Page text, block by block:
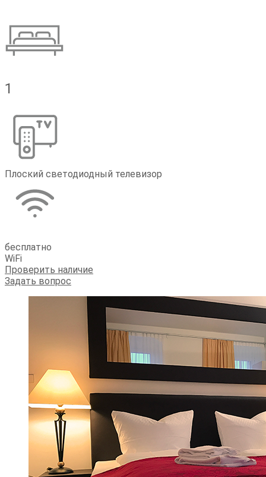
1
Плоский светодиодный телевизор
бесплатно
WiFi
Проверить наличие
Задать вопрос